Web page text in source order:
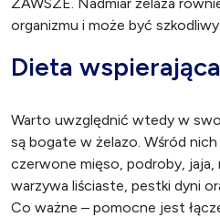
organizmu i może być szkodliwy.
Dieta
Warto uwzględnić wtedy w
są bogate w żelazo. Wśród
czerwone mięso, podroby,
warzywa liściaste, pestki dyni
Co ważne – pomocne jest